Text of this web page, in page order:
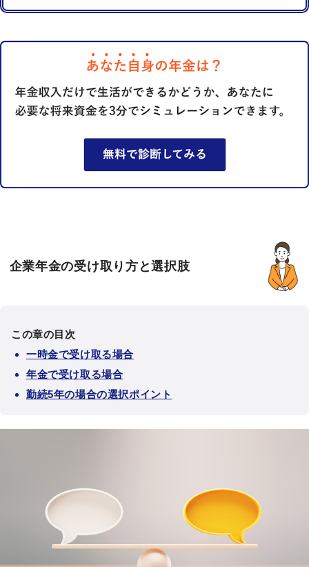
企業年金の受け取り方と選択肢
この章の目次
一時金で受け取る場合
年金で受け取る場合
勤続5年の場合の選択ポイント